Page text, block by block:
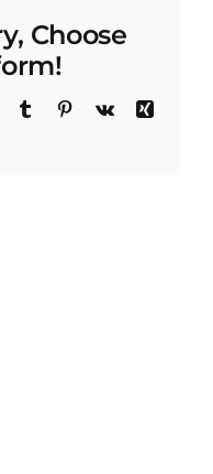
Choose
TumblrPinterest
Vk
Xing